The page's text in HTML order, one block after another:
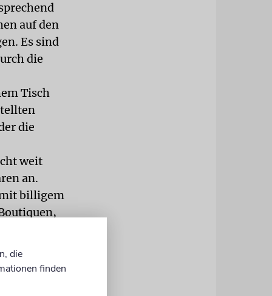
auf den
Es sind
die
Tisch
die
weit
an.
billigem
eine
die
finden